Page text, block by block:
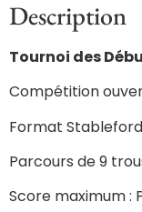
Description
Tournoi des
Compétition
Format
Parcours de 9
Score maximum :